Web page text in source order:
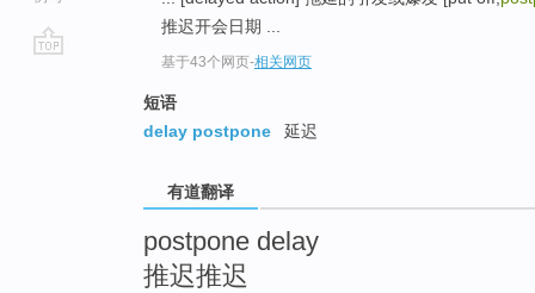
推迟开会日期 ...
基于43个网页-相关网页
短语
delay postpone
延迟
有道翻译
postpone delay
推迟推迟